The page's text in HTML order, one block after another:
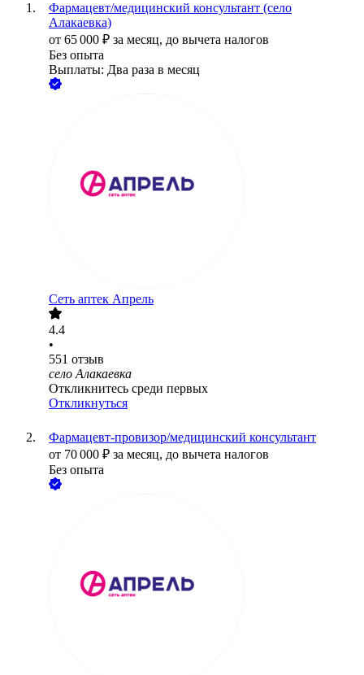
Фармацевт/медицинский консультант (село
Алакаевка)
от 65 000 ₽ за месяц, до вычета налогов
Без опыта
Выплаты: Два раза в месяц
Сеть аптек Апрель
4.4
•
551 отзыв
село Алакаевка
Откликнитесь среди первых
Откликнуться
Фармацевт-провизор/медицинский консультант
от 70 000 ₽ за месяц, до вычета налогов
Без опыта